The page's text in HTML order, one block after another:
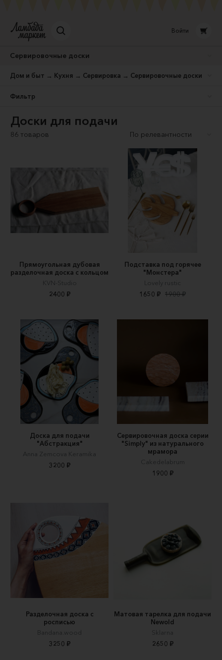
Войти
Сервировочные доски
Дом и быт → Кухня → Сервировка → Сервировочные доски
Фильтр
Доски для подачи
86 товаров
Прямоугольная дубовая
разделочная доска с кольцом
KVN-Studio
2400 ₽
Подставка под горячее
"Монстера"
Lovely rustic
1650 ₽ 1900 ₽
Доска для подачи
"Абстракция"
Anna Zemcova Keramika
3200 ₽
Сервировочная доска серии
"Simply" из натурального
мрамора
Cakedelabrum
1900 ₽
Разделочная доска с
росписью
Bandana.wood
3250 ₽
Матовая тарелка для подачи
Newold
Sklarna
2650 ₽